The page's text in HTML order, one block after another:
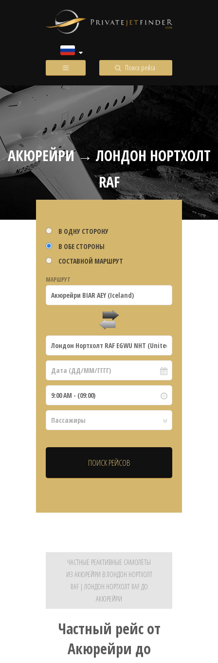
Поиск рейса
АКЮРЕЙРИ → ЛОНДОН НОРТХОЛТ
RAF
В ОДНУ СТОРОНУ
В ОБЕ СТОРОНЫ
СОСТАВНОЙ МАРШРУТ
МАРШРУТ
ЧАСТНЫЕ РЕАКТИВНЫЕ САМОЛЁТЫ
ИЗ АКЮРЕЙРИ В ЛОНДОН НОРТХОЛТ
RAF | ЛОНДОН НОРТХОЛТ RAF ДО
АКЮРЕЙРИ
Частный рейс от
Акюрейри до